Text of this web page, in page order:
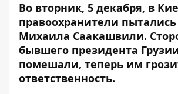
Во вторник, 5 декабря, в
правоохранители
Михаила Саакашвили.
бывшего президента
помешали, теперь им
ответственность.